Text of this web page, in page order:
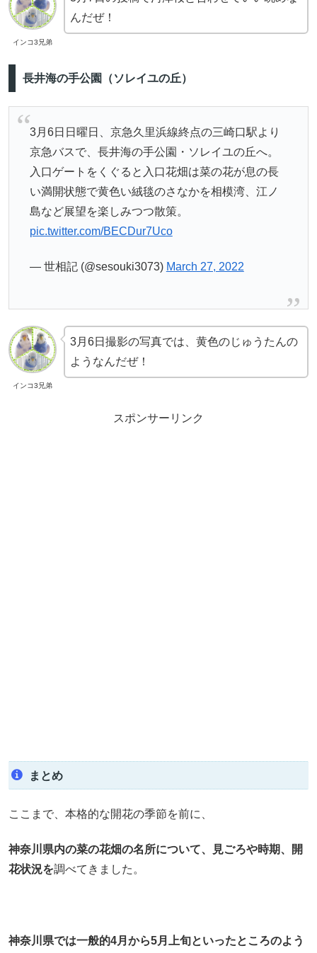
インコ3兄弟
んだぜ！
長井海の手公園（ソレイユの丘）
3月6日日曜日、京急久里浜線終点の三崎口駅より
京急バスで、長井海の手公園・ソレイユの丘へ。
入口ゲートをくぐると入口花畑は菜の花が息の長
い満開状態で黄色い絨毯のさなかを相模湾、江ノ
島など展望を楽しみつつ散策。
pic.twitter.com/BECDur7Uco
— 世相記 (@sesouki3073) March 27, 2022
インコ3兄弟
3月6日撮影の写真では、黄色のじゅうたんの
ようなんだぜ！
スポンサーリンク
まとめ
ここまで、本格的な開花の季節を前に、
神奈川県内の菜の花畑の名所について、見ごろや時期、開
花状況を調べてきました。
神奈川県では一般的4月から5月上旬といったところのよう